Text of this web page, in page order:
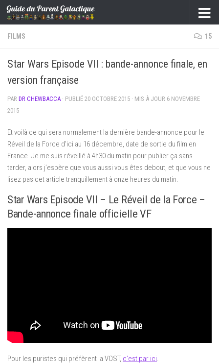
Skip to content
FILMS 15
Star Wars Episode VII : bande-annonce finale, en
version française
PAR DR CHEWBACCA · PUBLIÉ 20 OCTOBRE 2015 · MIS À JOUR 6 NOVEMBRE
2015
Et voilà ce qui sera normalement la dernière bande-annonce pour le
Réveil de la Force d’ici au 16 décembre, date de sortie du film en
France. Je me suis réveillé à 4h30 du matin pour publier ça sans
tarder, alors j’espère que vous aussi vous êtes debout, et que vous ne
lisez pas cet article tranquillement à onze heures du matin.
Star Wars Episode VII – Le Réveil de la Force –
Bande-annonce finale officielle VF
Pour les puristes qui préfèrent la VOST, c’est par ici.